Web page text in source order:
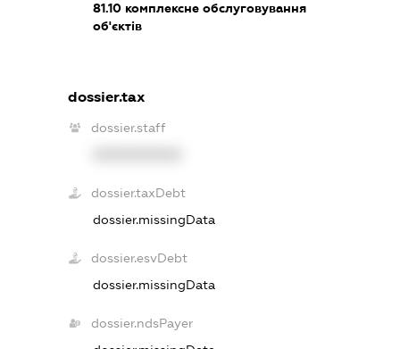
81.10 комплексне обслуговування
об'єктів
dossier.tax
dossier.staff
dossier.taxDebt
dossier.missingData
dossier.esvDebt
dossier.missingData
dossier.ndsPayer